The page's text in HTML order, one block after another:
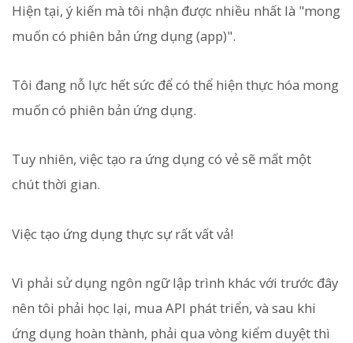
Hiện tại, ý kiến mà tôi nhận được nhiều nhất là "mong
muốn có phiên bản ứng dụng (app)".
Tôi đang nỗ lực hết sức để có thể hiện thực hóa mong
muốn có phiên bản ứng dụng.
Tuy nhiên, việc tạo ra ứng dụng có vẻ sẽ mất một
chút thời gian.
Việc tạo ứng dụng thực sự rất vất vả!
Vì phải sử dụng ngôn ngữ lập trình khác với trước đây
nên tôi phải học lại, mua API phát triển, và sau khi
ứng dụng hoàn thành, phải qua vòng kiểm duyệt thì